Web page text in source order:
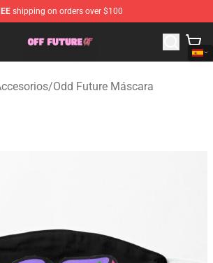
shipping on orders over $100
- Official Odd Future Merchandise Shop
/Odd Future Máscara